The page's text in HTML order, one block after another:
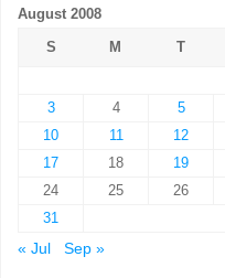
August 2008
S
M T
3
4 5
10
11 12
17
18 19
24
25 26
31
« Jul
Sep »